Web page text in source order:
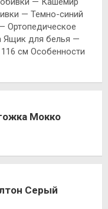
— Темно-синий
Ортопедическое
Ящик для белья —
см Особенности
Мокко
Серый